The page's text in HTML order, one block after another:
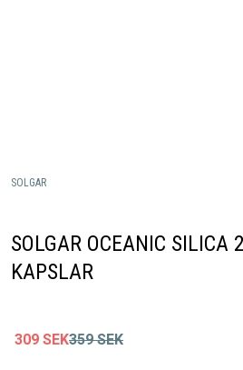
SOLGAR
SOLGAR OCEANIC SILICA
KAPSLAR
309 SEK359 SEK